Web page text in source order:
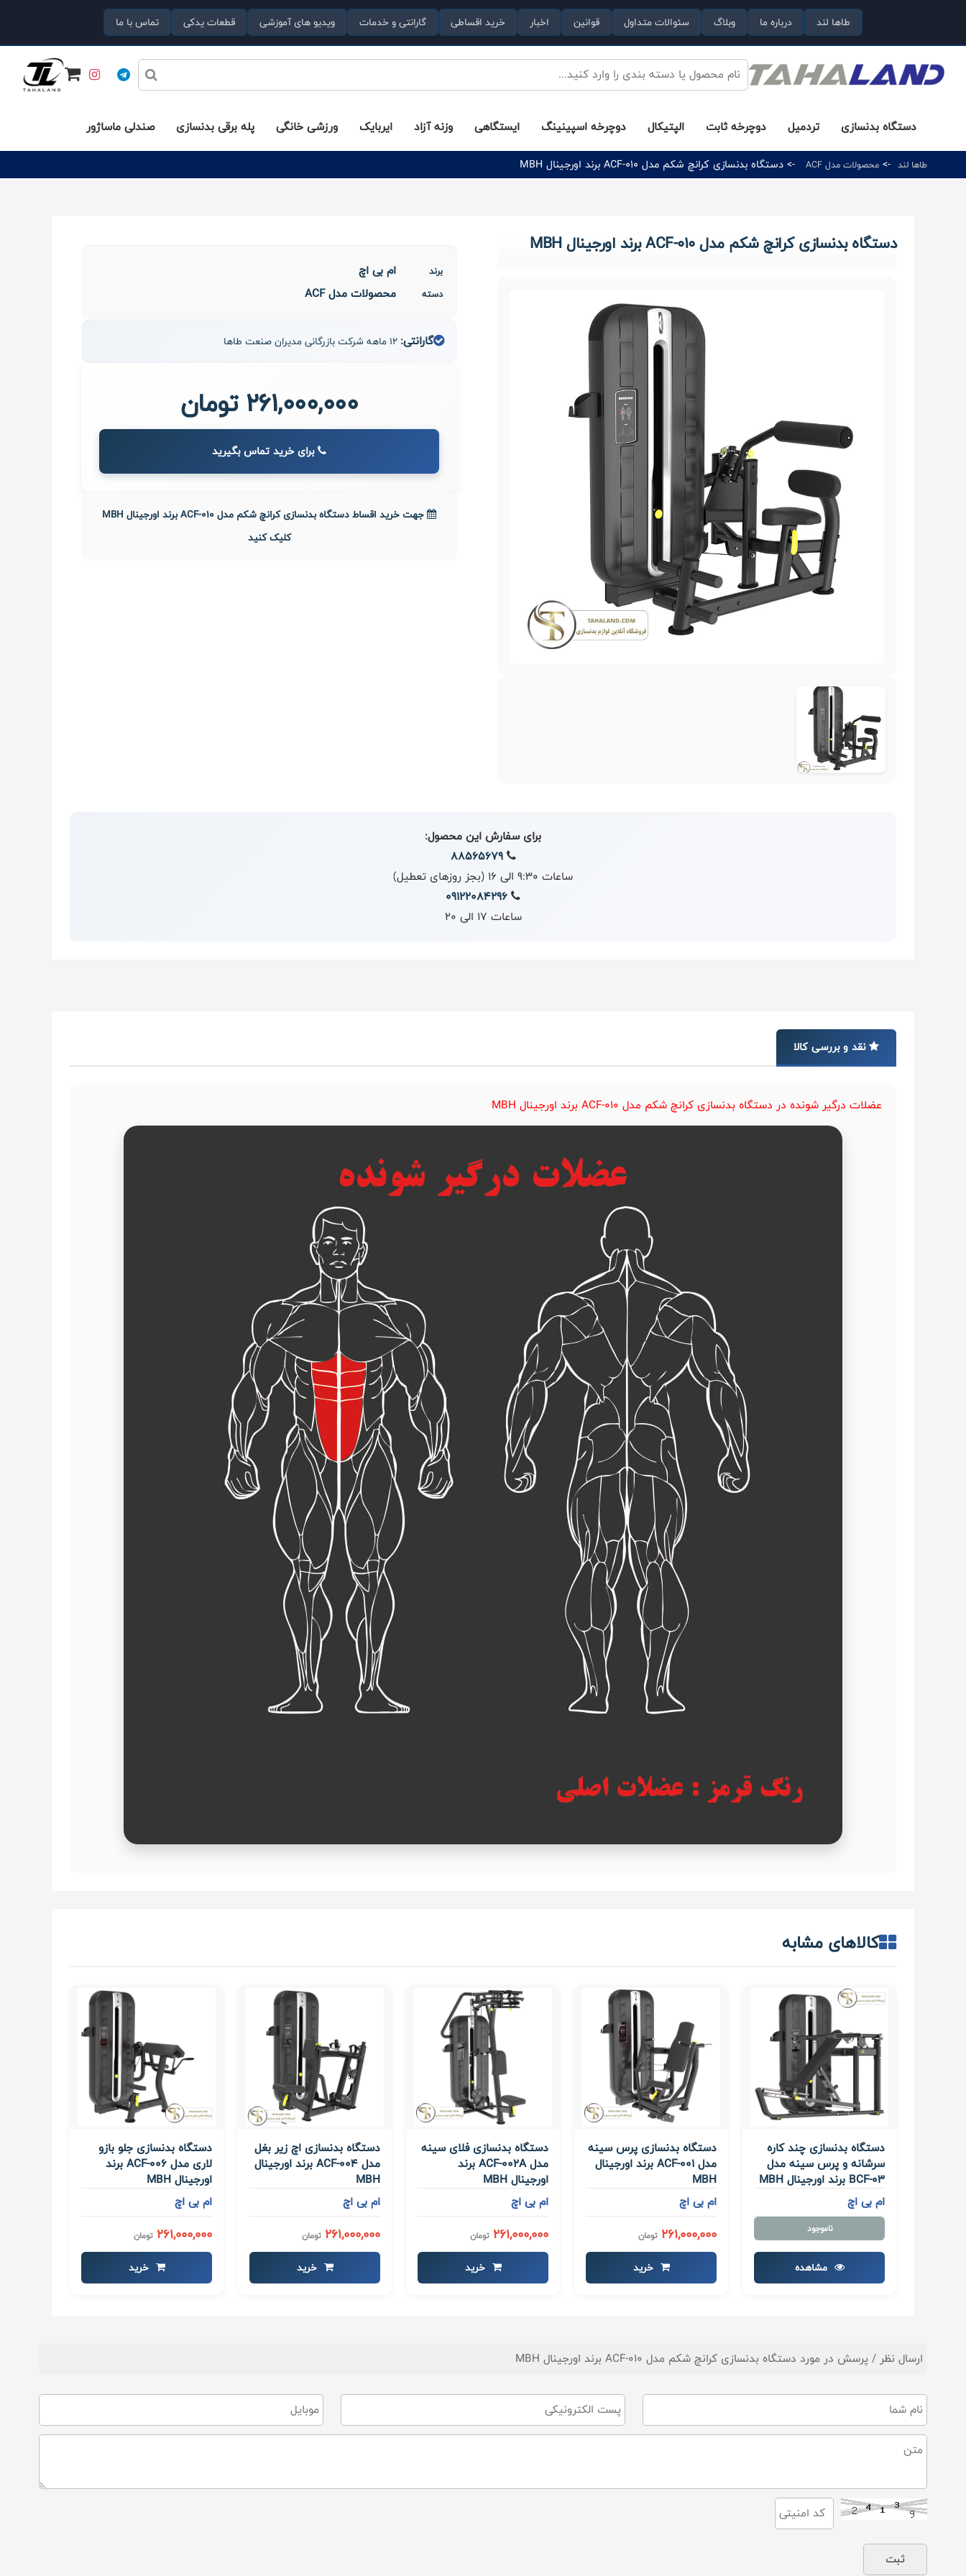
طاها لند درباره ما وبلاگ سئوالات متداول قوانین اخبار خرید اقساطی گارانتی و خدمات ویدیو های آموزشی قطعات یدکی تماس با ما
دستگاه بدنسازی تردمیل دوچرخه ثابت الپتیکال دوچرخه اسپینینگ ایستگاهی وزنه آزاد ایربایک ورزشی خانگی پله برقی بدنسازی صندلی ماساژور
طاها لند -> محصولات مدل ACF -> دستگاه بدنسازی کرانچ شکم مدل ACF-010 برند اورجینال MBH
دستگاه بدنسازی کرانچ شکم مدل ACF-010 برند اورجینال MBH
برند ام بی اچ
دسته محصولات مدل ACF
گارانتی:
261,000,000 تومان
برای خرید تماس بگیرید
جهت خرید اقساط دستگاه بدنسازی کرانچ شکم مدل ACF-010 برند اورجینال MBH
کلیک کنید
برای سفارش این محصول:
88565679
ساعات 9:30 الی 16 (بجز روزهای تعطیل)
09122084296
ساعات 17 الی 20
نقد و بررسی کالا
عضلات درگیر شونده در دستگاه بدنسازی کرانچ شکم مدل ACF-010 برند اورجینال MBH
کالاهای مشابه
دستگاه بدنسازی چند کاره
سرشانه و پرس سینه مدل
BCF-03 برند اورجینال MBH
ام بی اچ
ناموجود
مشاهده
دستگاه بدنسازی پرس سینه
مدل ACF-001 برند اورجینال
MBH
ام بی اچ
261,000,000 تومان
خرید
دستگاه بدنسازی فلای سینه
مدل ACF-002A برند
اورجینال MBH
ام بی اچ
261,000,000 تومان
خرید
دستگاه بدنسازی اچ زیر بغل
مدل ACF-004 برند اورجینال
MBH
ام بی اچ
261,000,000 تومان
خرید
دستگاه بدنسازی جلو بازو
لاری مدل ACF-006 برند
اورجینال MBH
ام بی اچ
261,000,000 تومان
خرید
ارسال نظر / پرسش در مورد دستگاه بدنسازی کرانچ شکم مدل ACF-010 برند اورجینال MBH